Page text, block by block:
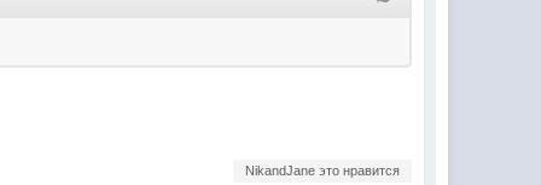
NikandJane это нравится